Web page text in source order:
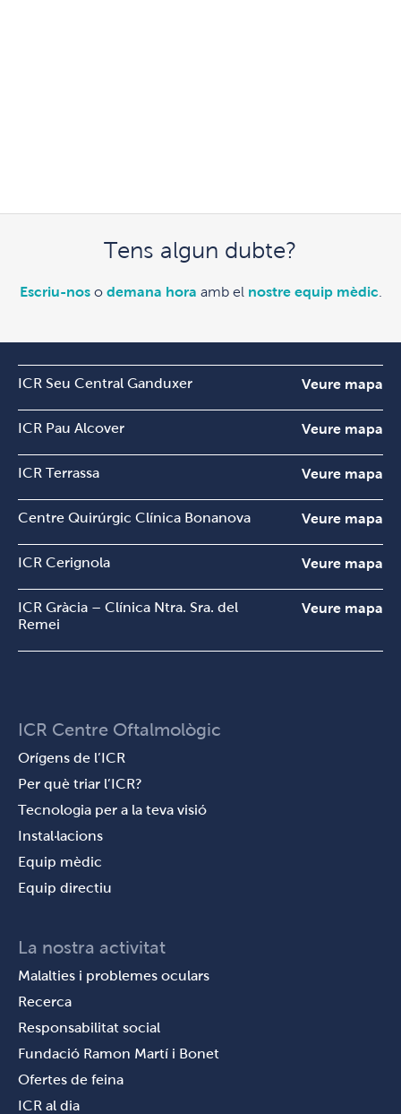
Tens algun dubte?
Escriu-noso demana hora amb el nostre equip mèdic.
ICR Seu Central Ganduxer Veure mapa
ICR Pau Alcover Veure mapa
ICR Terrassa Veure mapa
Centre Quirúrgic Clínica Bonanova Veure mapa
ICR Cerignola Veure mapa
ICR Gràcia – Clínica Ntra. Sra. del
Remei
Veure mapa
ICR Centre Oftalmològic
Orígens de l’ICR
Per què triar l’ICR?
Tecnologia per a la teva visió
Instal·lacions
Equip mèdic
Equip directiu
La nostra activitat
Malalties i problemes oculars
Recerca
Responsabilitat social
Fundació Ramon Martí i Bonet
Ofertes de feina
ICR al dia